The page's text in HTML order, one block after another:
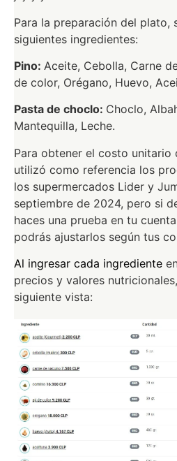
Para la preparación del plato,
siguientes ingredientes:
Pino: Aceite, Cebolla, Carne
de color, Orégano, Huevo,
Pasta de choclo: Choclo,
Mantequilla, Leche.
Para obtener el costo unitario
utilizó como referencia los
los supermercados Lider y
septiembre de 2024, pero si
haces una prueba en tu
podrás ajustarlos según tus
Al ingresar cada ingrediente
precios y valores
siguiente vista: